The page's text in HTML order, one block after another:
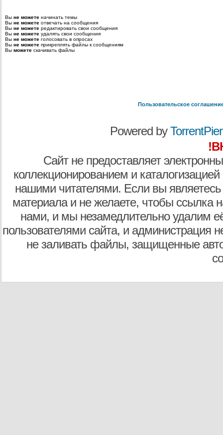
Вы не можете начинать темы
Вы не можете отвечать на сообщения
Вы не можете редактировать свои сообщения
Вы не можете удалять свои сообщения
Вы не можете голосовать в опросах
Вы не можете прикреплять файлы к сообщениям
Вы можете скачивать файлы
Пользовательское
Powered by
Сайт не предоставляет
коллекционированием и
нашими читателями. Если вы являетесь
материала и не желаете, чтобы ссылка
нами, и мы незамедлительно удалим
пользователями сайта, и администрация
не заливать файлы, защищенные